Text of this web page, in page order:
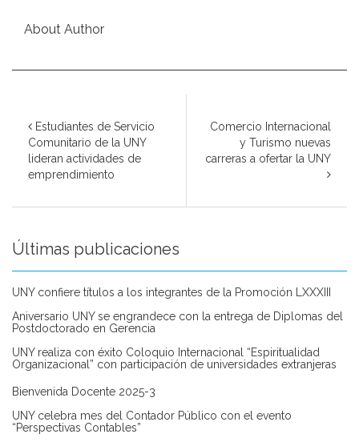
About Author
Estudiantes de Servicio
Comunitario de la UNY
lideran actividades de
emprendimiento
Comercio Internacional
y Turismo nuevas
carreras a ofertar la UNY
Últimas publicaciones
UNY confiere títulos a los integrantes de la Promoción LXXXIII
Aniversario UNY se engrandece con la entrega de Diplomas del
Postdoctorado en Gerencia
UNY realiza con éxito Coloquio Internacional “Espiritualidad
Organizacional” con participación de universidades extranjeras
Bienvenida Docente 2025-3
UNY celebra mes del Contador Público con el evento
“Perspectivas Contables”